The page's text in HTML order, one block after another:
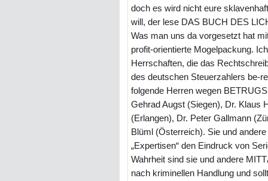
doch es wird nicht eure
will, der lese DAS BUCH DES
Was man uns da vorgesetzt hat
profit-orientierte Mogelpackung.
Herrschaften, die das
des deutschen Steuerzahlers be-
folgende Herren wegen
Gehrad Augst (Siegen), Dr. Klaus
(Erlangen), Dr. Peter Gallmann
Blüml (Österreich). Sie und
„Expertisen“ den Eindruck von
Wahrheit sind sie und andere
nach kriminellen Handlung und